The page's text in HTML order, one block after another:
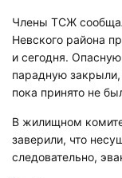
Члены ТСЖ
Невского района
и сегодня.
парадную
пока принято не
В жилищном
заверили, что
следовательно,